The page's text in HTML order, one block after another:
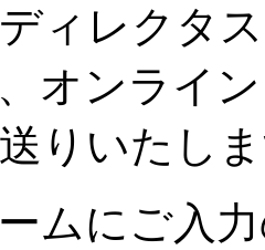
ィレクタ
オンライ
りいたし
ムにご入